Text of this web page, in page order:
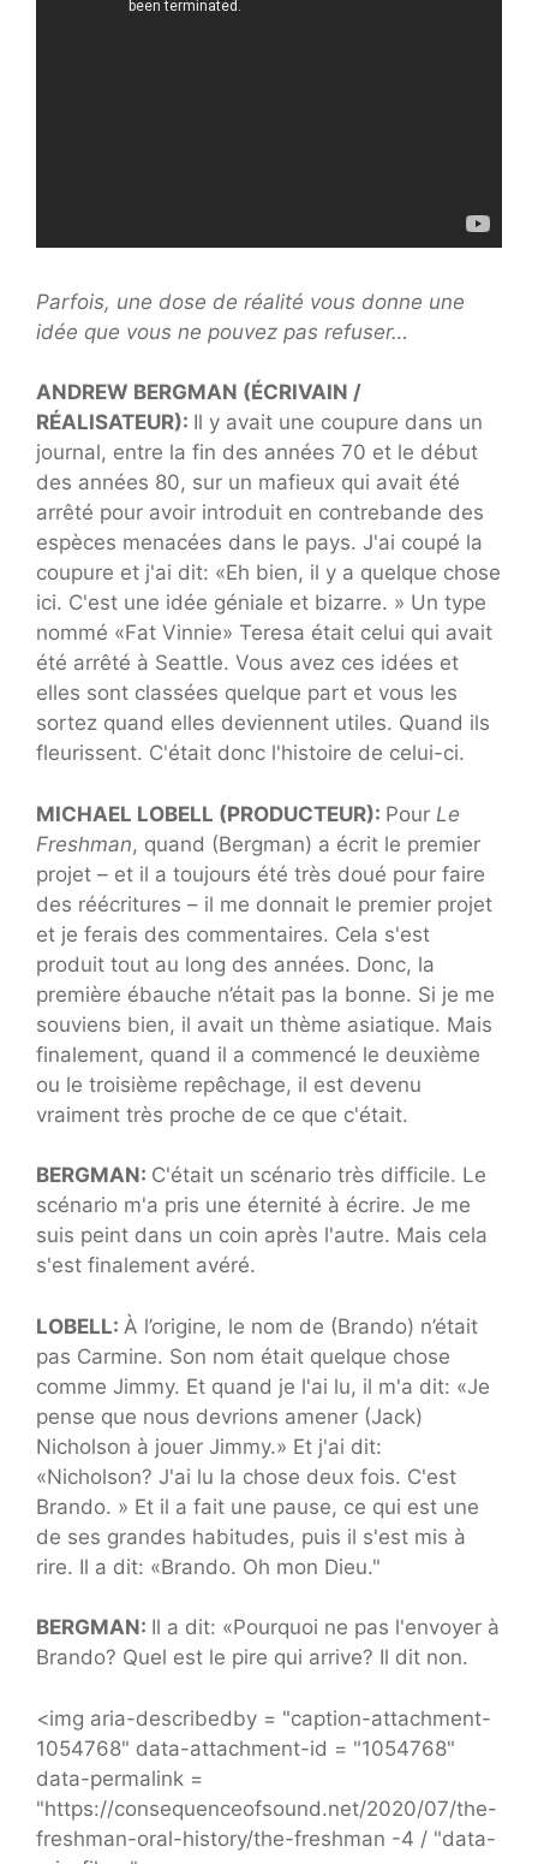
Parfois, une dose de réalité vous donne une
idée que vous ne pouvez pas refuser…
ANDREW BERGMAN (ÉCRIVAIN /
RÉALISATEUR): Il y avait une coupure dans un
journal, entre la fin des années 70 et le début
des années 80, sur un mafieux qui avait été
arrêté pour avoir introduit en contrebande des
espèces menacées dans le pays. J'ai coupé la
coupure et j'ai dit: «Eh bien, il y a quelque chose
ici. C'est une idée géniale et bizarre. » Un type
nommé «Fat Vinnie» Teresa était celui qui avait
été arrêté à Seattle. Vous avez ces idées et
elles sont classées quelque part et vous les
sortez quand elles deviennent utiles. Quand ils
fleurissent. C'était donc l'histoire de celui-ci.
MICHAEL LOBELL (PRODUCTEUR): Pour Le
Freshman, quand (Bergman) a écrit le premier
projet – et il a toujours été très doué pour faire
des réécritures – il me donnait le premier projet
et je ferais des commentaires. Cela s'est
produit tout au long des années. Donc, la
première ébauche n’était pas la bonne. Si je me
souviens bien, il avait un thème asiatique. Mais
finalement, quand il a commencé le deuxième
ou le troisième repêchage, il est devenu
vraiment très proche de ce que c'était.
BERGMAN: C'était un scénario très difficile. Le
scénario m'a pris une éternité à écrire. Je me
suis peint dans un coin après l'autre. Mais cela
s'est finalement avéré.
LOBELL: À l’origine, le nom de (Brando) n’était
pas Carmine. Son nom était quelque chose
comme Jimmy. Et quand je l'ai lu, il m'a dit: «Je
pense que nous devrions amener (Jack)
Nicholson à jouer Jimmy.» Et j'ai dit:
«Nicholson? J'ai lu la chose deux fois. C'est
Brando. » Et il a fait une pause, ce qui est une
de ses grandes habitudes, puis il s'est mis à
rire. Il a dit: «Brando. Oh mon Dieu."
BERGMAN: Il a dit: «Pourquoi ne pas l'envoyer à
Brando? Quel est le pire qui arrive? Il dit non.
<img aria-describedby = "caption-attachment-
1054768" data-attachment-id = "1054768"
data-permalink =
"https://consequenceofsound.net/2020/07/the-
freshman-oral-history/the-freshman -4 / "data-